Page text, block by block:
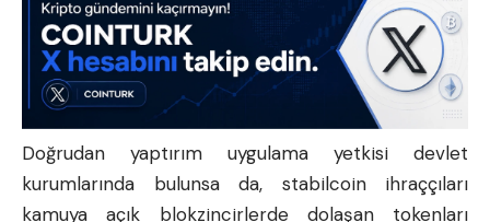
Doğrudan yaptırım uygulama yetkisi devlet
kurumlarında bulunsa da, stabilcoin ihraççıları
kamuya açık blokzincirlerde dolaşan tokenları